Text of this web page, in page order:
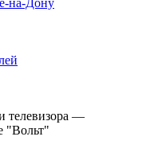
на-Дону
телевизора —
"Вольт"